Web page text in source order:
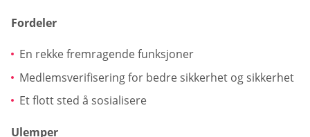
Fordeler
En rekke fremragende funksjoner
Medlemsverifisering for bedre sikkerhet og sikkerhet
Et flott sted å sosialisere
Ulemper